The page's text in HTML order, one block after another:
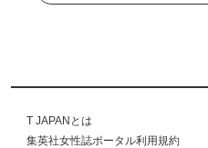
T JAPANとは
集英社女性誌ポータル利用規約